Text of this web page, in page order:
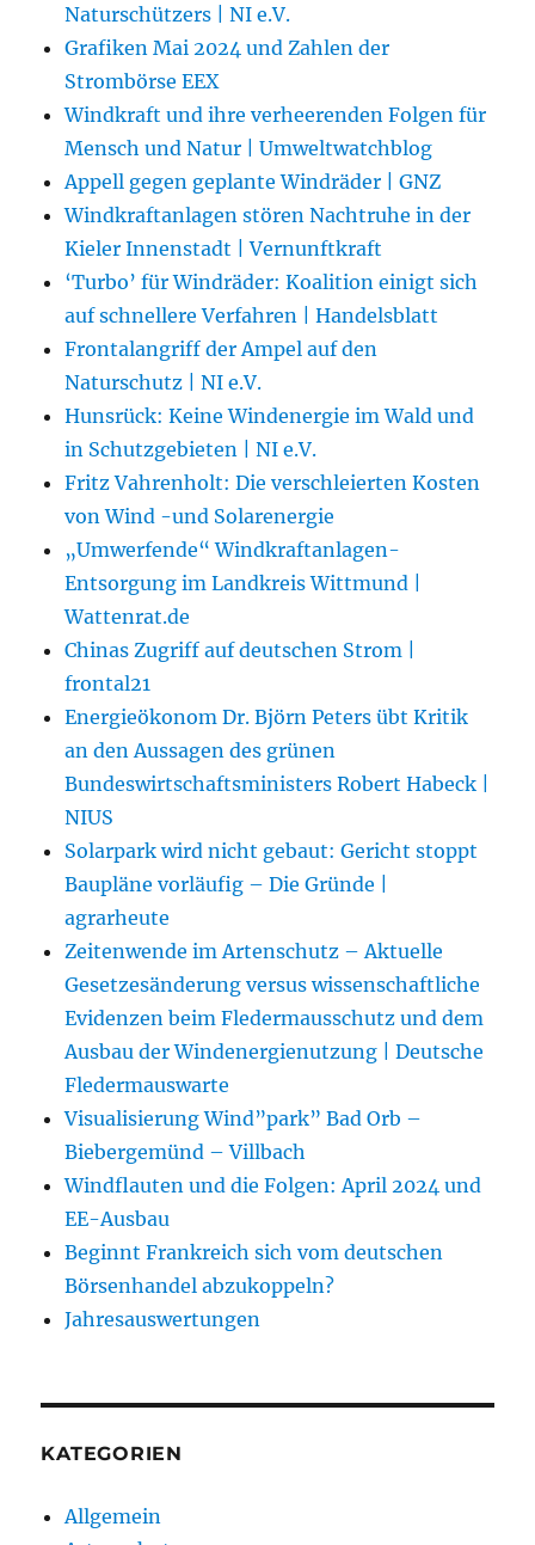
Naturschützers | NI e.V.
Grafiken Mai 2024 und Zahlen der
Strombörse EEX
Windkraft und ihre verheerenden Folgen für
Mensch und Natur | Umweltwatchblog
Appell gegen geplante Windräder | GNZ
Windkraftanlagen stören Nachtruhe in der
Kieler Innenstadt | Vernunftkraft
‘Turbo’ für Windräder: Koalition einigt sich
auf schnellere Verfahren | Handelsblatt
Frontalangriff der Ampel auf den
Naturschutz | NI e.V.
Hunsrück: Keine Windenergie im Wald und
in Schutzgebieten | NI e.V.
Fritz Vahrenholt: Die verschleierten Kosten
von Wind -und Solarenergie
„Umwerfende“ Windkraftanlagen-
Entsorgung im Landkreis Wittmund |
Wattenrat.de
Chinas Zugriff auf deutschen Strom |
frontal21
Energieökonom Dr. Björn Peters übt Kritik
an den Aussagen des grünen
Bundeswirtschaftsministers Robert Habeck |
NIUS
Solarpark wird nicht gebaut: Gericht stoppt
Baupläne vorläufig – Die Gründe |
agrarheute
Zeitenwende im Artenschutz – Aktuelle
Gesetzesänderung versus wissenschaftliche
Evidenzen beim Fledermausschutz und dem
Ausbau der Windenergienutzung | Deutsche
Fledermauswarte
Visualisierung Wind”park” Bad Orb –
Biebergemünd – Villbach
Windflauten und die Folgen: April 2024 und
EE-Ausbau
Beginnt Frankreich sich vom deutschen
Börsenhandel abzukoppeln?
Jahresauswertungen
KATEGORIEN
Allgemein